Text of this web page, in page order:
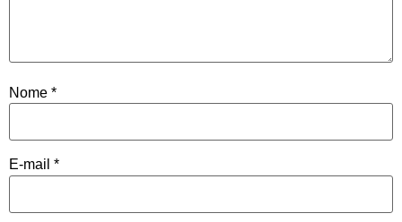
Nome *
E-mail *